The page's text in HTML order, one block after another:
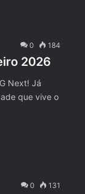
0 184
2026
Next! Já
que vive o
0 131